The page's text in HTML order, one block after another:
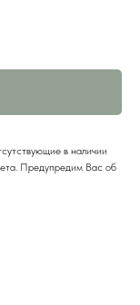
в наличии
Предупредим Вас об